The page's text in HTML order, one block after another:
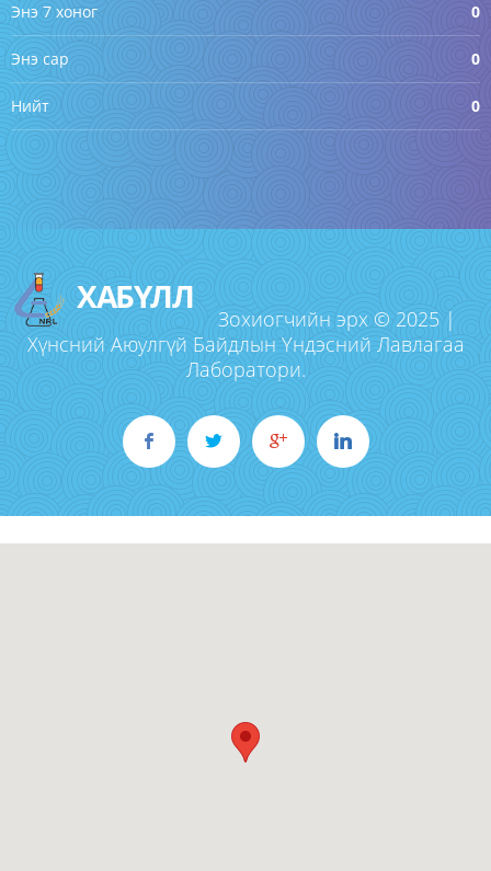
Энэ 7 хоног 0
Энэ сар 0
Нийт 0
ХАБҮЛЛ
Зохиогчийн эрх © 2025 |
Хүнсний Аюулгүй Байдлын Үндэсний Лавлагаа
Лаборатори.